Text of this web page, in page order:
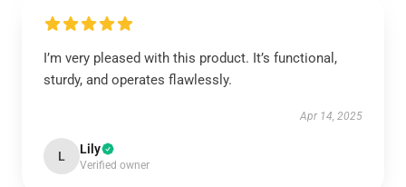
I’m very pleased with this product. It’s functional,
sturdy, and operates flawlessly.
Apr 14, 2025
L Lily
Verified owner